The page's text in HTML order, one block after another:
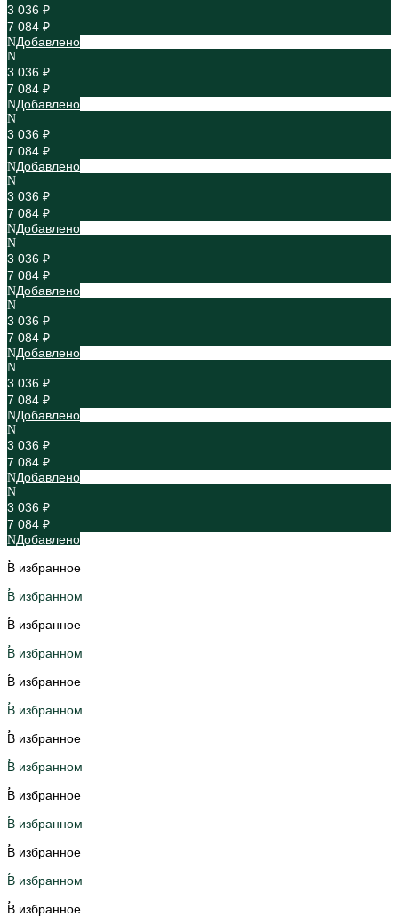
3 036 ₽
7 084 ₽
Добавлено
3 036 ₽
7 084 ₽
Добавлено
3 036 ₽
7 084 ₽
Добавлено
3 036 ₽
7 084 ₽
Добавлено
3 036 ₽
7 084 ₽
Добавлено
3 036 ₽
7 084 ₽
Добавлено
3 036 ₽
7 084 ₽
Добавлено
3 036 ₽
7 084 ₽
Добавлено
3 036 ₽
7 084 ₽
Добавлено
В избранное
В избранном
В избранное
В избранном
В избранное
В избранном
В избранное
В избранном
В избранное
В избранном
В избранное
В избранном
В избранное